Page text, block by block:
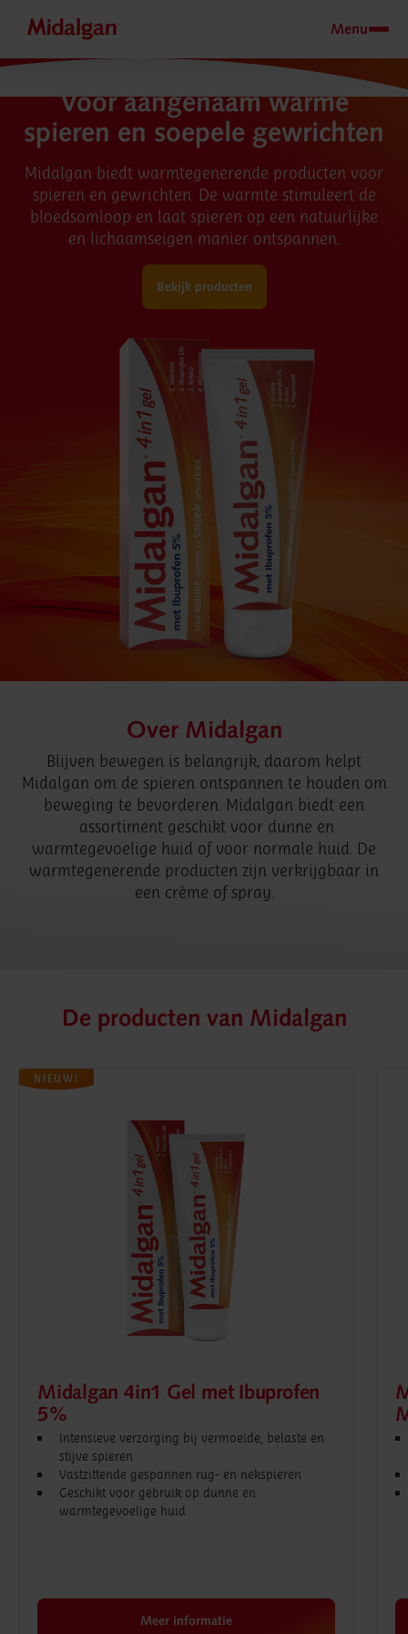
Menu
Voor aangenaam warme
spieren en soepele gewrichten
Midalgan biedt warmtegenerende producten voor
spieren en gewrichten. De warmte stimuleert de
bloedsomloop en laat spieren op een natuurlijke
en lichaamseigen manier ontspannen.
Bekijk producten
Over Midalgan
Blijven bewegen is belangrijk, daarom helpt
Midalgan om de spieren ontspannen te houden om
beweging te bevorderen. Midalgan biedt een
assortiment geschikt voor dunne en
warmtegevoelige huid of voor normale huid. De
warmtegenerende producten zijn verkrijgbaar in
een crème of spray.
De producten van Midalgan
NIEUW!
Midalgan 4in1 Gel met Ibuprofen
5%
Intensieve verzorging bij vermoeide, belaste en
stijve spieren
Vastzittende gespannen rug- en nekspieren
Geschikt voor gebruik op dunne en
warmtegevoelige huid
Meer informatie